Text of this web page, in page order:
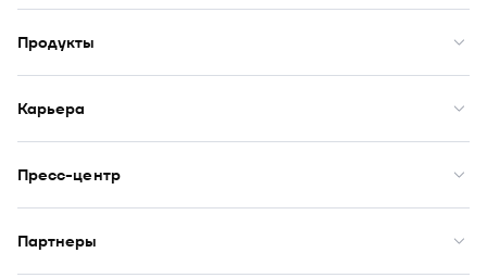
О нас
Премии
Рейтинги
Кейсы
Закупки
ИТ-аккредитация
Продукты
Модус
Купол
Сфера
Визор
Юнион
Оазис
Карьера
Вакансии
Бенефиты
Начало карьеры
Пресс-центр
Новости
Публикации
Пресс-кит
Партнеры